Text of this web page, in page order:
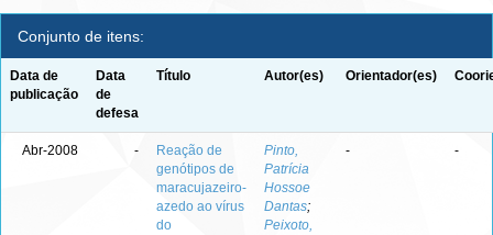
Conjunto de itens:
Data de
publicação
Data
de
defesa
Título Autor(es) Orientador(es)
Abr-2008 -
Reação de
genótipos de
maracujazeiro-
azedo ao vírus
do
Pinto,
Patrícia
Hossoe
Dantas;
Peixoto,
- -